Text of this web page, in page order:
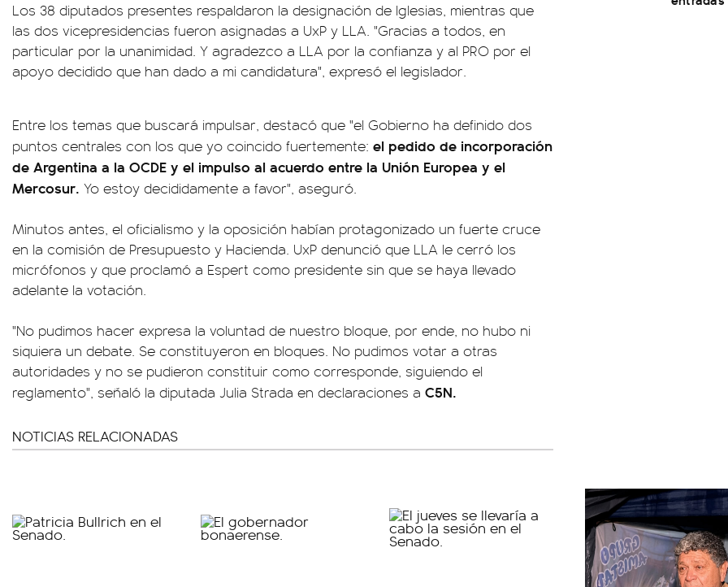
Los 38 diputados presentes respaldaron la designación de Iglesias, mientras que
las dos vicepresidencias fueron asignadas a UxP y LLA. "Gracias a todos, en
particular por la unanimidad. Y agradezco a LLA por la confianza y al PRO por el
apoyo decidido que han dado a mi candidatura", expresó el legislador.
Entre los temas que buscará impulsar, destacó que "el Gobierno ha definido dos
puntos centrales con los que yo coincido fuertemente: el pedido de incorporación
de Argentina a la OCDE y el impulso al acuerdo entre la Unión Europea y el
Mercosur. Yo estoy decididamente a favor", aseguró.
Minutos antes, el oficialismo y la oposición habían protagonizado un fuerte cruce
en la comisión de Presupuesto y Hacienda. UxP denunció que LLA le cerró los
micrófonos y que proclamó a Espert como presidente sin que se haya llevado
adelante la votación.
"No pudimos hacer expresa la voluntad de nuestro bloque, por ende, no hubo ni
siquiera un debate. Se constituyeron en bloques. No pudimos votar a otras
autoridades y no se pudieron constituir como corresponde, siguiendo el
reglamento", señaló la diputada Julia Strada en declaraciones a C5N.
NOTICIAS RELACIONADAS